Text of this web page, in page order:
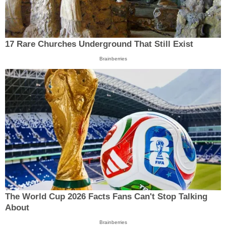
17 Rare Churches Underground That Still Exist
Brainberries
The World Cup 2026 Facts Fans Can't Stop Talking
About
Brainberries